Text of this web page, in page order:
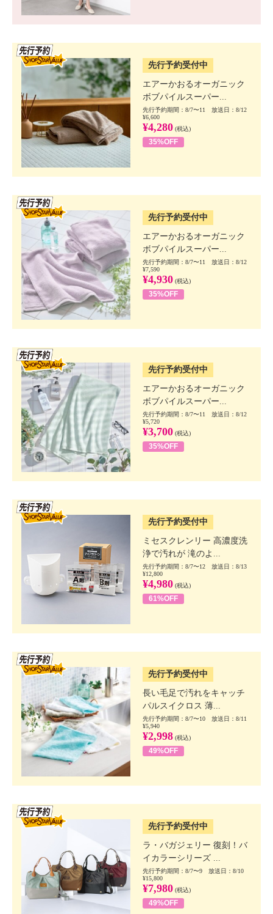
先行予約受付中
エアーかおるオーガニック
ボブパイルスーパー...
先行予約期間：8/7〜11 放送日：8/12
¥6,600
¥4,280 (税込)
35%OFF
先行予約受付中
エアーかおるオーガニック
ボブパイルスーパー...
先行予約期間：8/7〜11 放送日：8/12
¥7,590
¥4,930 (税込)
35%OFF
先行予約受付中
エアーかおるオーガニック
ボブパイルスーパー...
先行予約期間：8/7〜11 放送日：8/12
¥5,720
¥3,700 (税込)
35%OFF
先行予約受付中
ミセスクレンリー 高濃度洗
浄で汚れが 滝のよ...
先行予約期間：8/7〜12 放送日：8/13
¥12,800
¥4,980 (税込)
61%OFF
先行予約受付中
長い毛足で汚れをキャッチ
パルスイクロス 薄...
先行予約期間：8/7〜10 放送日：8/11
¥5,940
¥2,998 (税込)
49%OFF
先行予約受付中
ラ・バガジェリー 復刻！バ
イカラーシリーズ ...
先行予約期間：8/7〜9 放送日：8/10
¥15,800
¥7,980 (税込)
49%OFF